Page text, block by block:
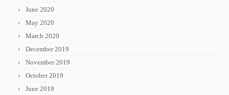
June 2020
May 2020
March 2020
December 2019
November 2019
October 2019
June 2019